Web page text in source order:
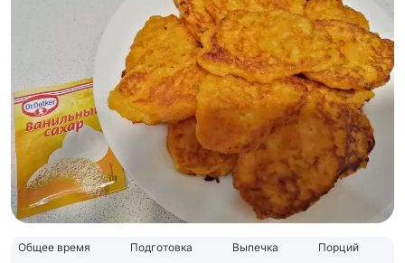
Общее время Подготовка Выпечка Порций